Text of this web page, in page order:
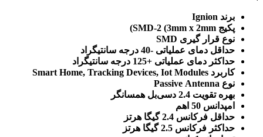
برند Ignion
پکیج SMD-2 (3mm x 2mm)
نوع قرار گیری SMD
حداقل دمای عملیاتی -40 درجه سانتیگراد
حداکثر دمای عملیاتی +125 درجه سانتیگراد
کاربرد Smart Home, Tracking Devices, Iot Modules
نوع Passive Antenna
بهره تقویت 2.4 دسی‌بل همسانگر
امپدانس 50 اهم
حداقل فرکانس 2.4 گیگا هرتز
حداکثر فرکانس 2.5 گیگا هرتز